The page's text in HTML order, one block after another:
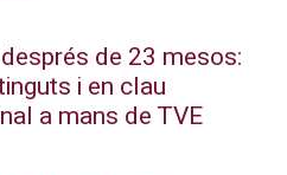
de 23 mesos:
i en clau
a mans de TVE